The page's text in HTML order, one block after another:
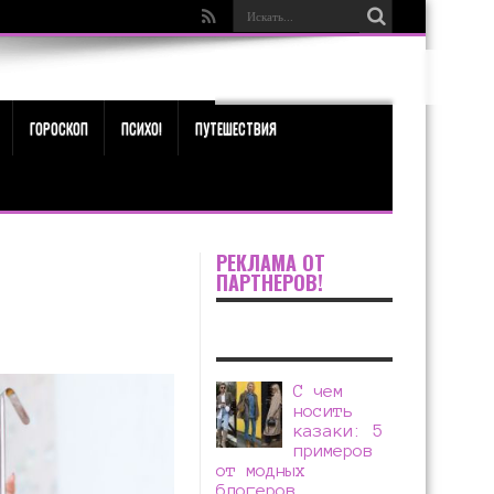
ГОРОСКОП ПСИХО! ПУТЕШЕСТВИЯ
РЕКЛАМА ОТ
ПАРТНЕРОВ!
С чем
носить
казаки: 5
примеров
от модных
блогеров